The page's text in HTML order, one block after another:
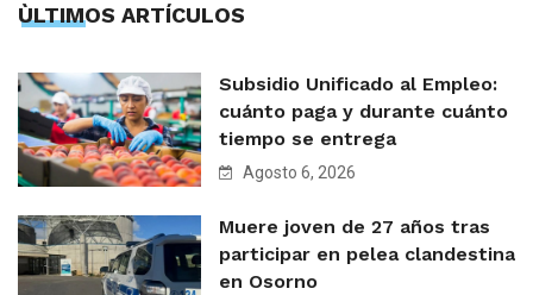
ÙLTIMOS ARTÍCULOS
Subsidio Unificado al Empleo:
cuánto paga y durante cuánto
tiempo se entrega
Agosto 6, 2026
Muere joven de 27 años tras
participar en pelea clandestina
en Osorno